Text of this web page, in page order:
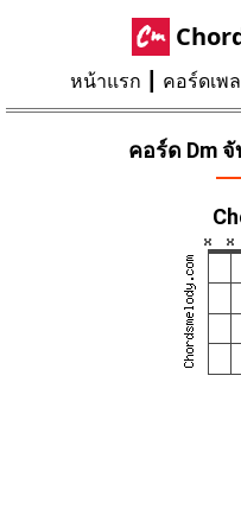
หน้าแรก คอร์ดเพ
คอร์ด Dm